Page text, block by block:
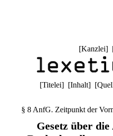
[Kanzlei]
[Titelei] [Inhalt] [
§ 8 AnfG. Zeitpunkt der
Gesetz über